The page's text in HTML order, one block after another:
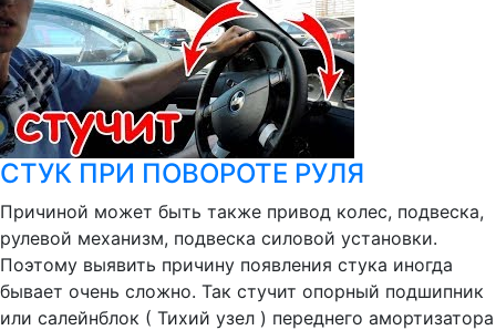
СТУК ПРИ ПОВОРОТЕ РУЛЯ
Причиной может быть также привод колес, подвеска,
рулевой механизм, подвеска силовой установки.
Поэтому выявить причину появления стука иногда
бывает очень сложно. Так стучит опорный подшипник
или салейнблок ( Тихий узел ) переднего амортизатора